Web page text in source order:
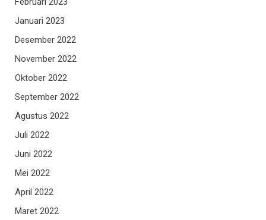
Januari 2023
Desember 2022
November 2022
Oktober 2022
September 2022
Agustus 2022
Juli 2022
Juni 2022
Mei 2022
April 2022
Maret 2022